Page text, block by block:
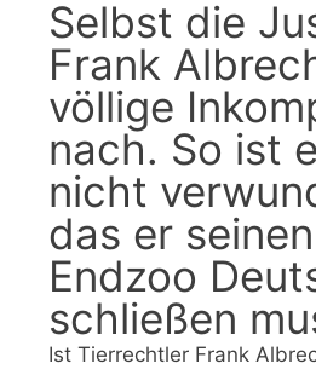
Selbst die
Frank
völlige
nach. So ist
nicht
das er
Endzoo
schließen
Ist Tierrechtler Frank